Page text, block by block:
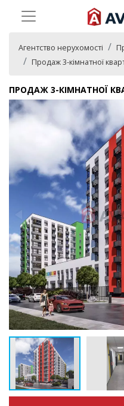
Агентство нерухомості
Продаж 3-кімнатної
ПРОДАЖ 3-КІМНАТНОЇ